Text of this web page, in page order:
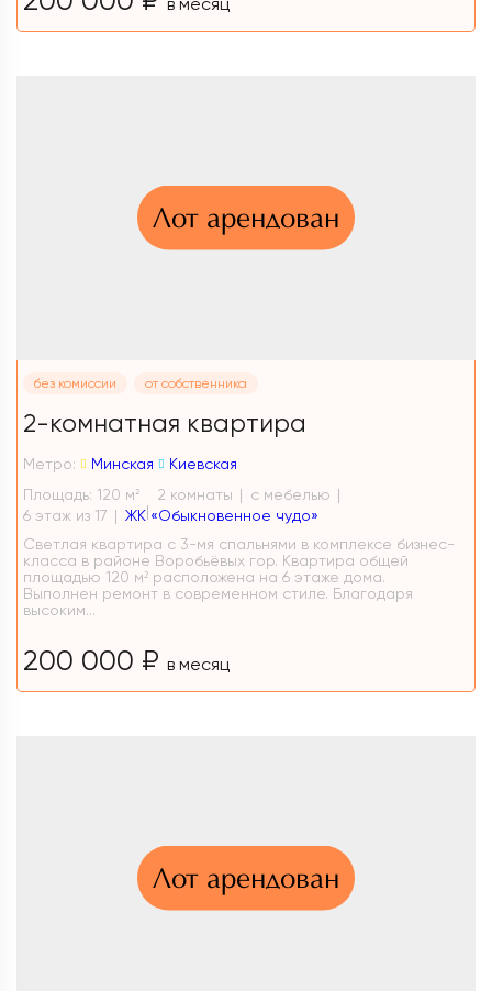
Лот арендован
без комиссии от собственника
2-комнатная квартира
Метро: Минская
Киевская
Площадь: 120 м 2 2 комнаты
с мебелью
6 этаж из 17
ЖК «Обыкновенное чудо»
Светлая квартира с 3-мя спальнями в комплексе бизнес-
класса в районе Воробьёвых гор. Квартира общей
площадью 120 м² расположена на 6 этаже дома.
Выполнен ремонт в современном стиле. Благодаря
высоким...
200 000 ₽ в месяц
Лот арендован